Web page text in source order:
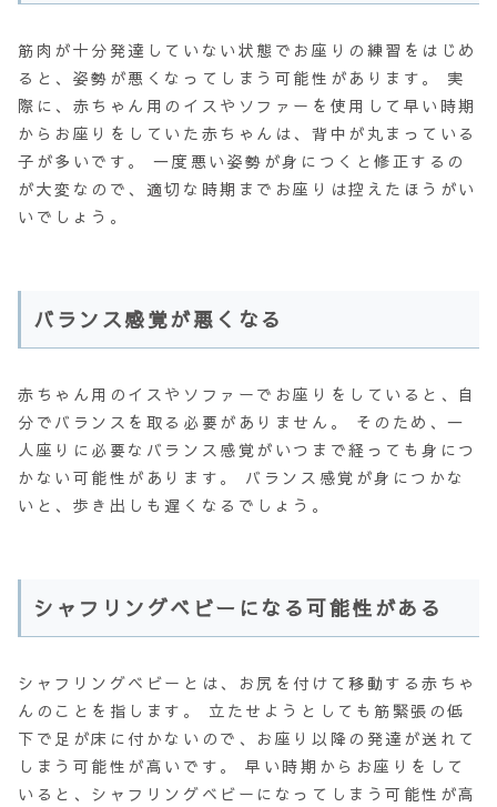
筋肉が十分発達していない状態でお座りの練習をはじめ
ると、 姿勢 が悪くなってしまう可能性があります。 実
際に、赤ちゃん用のイスやソファーを使用して早い時期
からお座りをしていた赤ちゃんは、背中が丸まっている
子が多いです。 一度悪い姿勢が身につくと修正するの
が大変なので、適切な時期までお座りは控えたほうがい
いでしょう。
バランス感覚が悪くなる
赤ちゃん用のイスやソファーでお座りをしていると、自
分でバランスを取る必要がありません。 そのため、一
人座りに必要なバランス感覚がいつまで経っても身につ
かない可能性があります。 バランス感覚が身につかな
いと、歩き出しも遅くなるでしょう。
シャフリングベビーになる可能性がある
シャフリングベビーとは、 お尻を付けて移動する赤ちゃ
んのことを指します。 立たせようとしても筋緊張の低
下で足が床に付かないので、お座り以降の発達が送れて
しまう可能性が高いです。 早い時期からお座りをして
いると、シャフリングベビーになってしまう可能性が高